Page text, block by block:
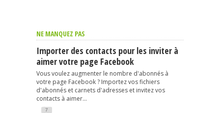
NE MANQUEZ PAS
Importer des contacts pour les inviter à
aimer votre page Facebook
Vous voulez augmenter le nombre d'abonnés à
votre page Facebook ? Importez vos fichiers
d'abonnés et carnets d'adresses et invitez vos
contacts à aimer...
7